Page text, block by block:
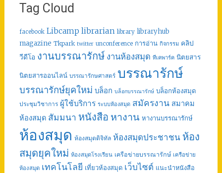
Tag Cloud
facebook Libcamp librarian library libraryhub
magazine Tkpark twitter unconference การอ่าน กิจกรรม คลิป
วีดีโอ งานบรรณารักษ์ งานห้องสมุด ทีเคพาร์ค นิตยสาร
นิตยสารออนไลน์ บรรณารักษศาสตร์ บรรณารักษ์
บรรณารักษ์ยุคใหม่ บล็อก บล็อกบรรณารักษ์ บล็อกห้องสมุด
ประชุมวิชาการ ผู้ใช้บริการ ระบบห้องสมุด สมัครงาน สมาคม
ห้องสมุด สัมมนา หนังสือ หางาน หางานบรรณารักษ์
ห้องสมุด ห้องสมุดดิจิทัล ห้องสมุดประชาชน ห้อง
สมุดยุคใหม่ ห้องสมุดโรงเรียน เครือข่ายบรรณารักษ์ เครือข่าย
ห้องสมุด เทคโนโลยี เที่ยวห้องสมุด เว็บไซต์ แนะนำหนังสือ